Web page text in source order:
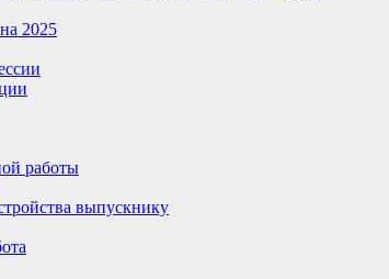
2025
работы
выпускнику